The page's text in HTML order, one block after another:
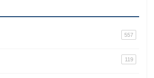
557
119